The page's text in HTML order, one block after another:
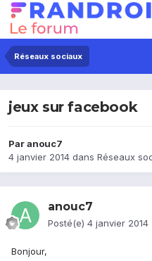
Réseaux sociaux
jeux sur facebook
Paranouc7
4 janvier 2014 dans Réseaux
anouc7
Posté(e) 4 janvier 2014
Bonjour,